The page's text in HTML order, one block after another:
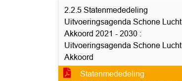
2.2.5 Statenmededeling
Uitvoeringsagenda Schone Lucht
Akkoord 2021 - 2030 :
Uitvoeringsagenda Schone Lucht
Akkoord
Statenmededeling